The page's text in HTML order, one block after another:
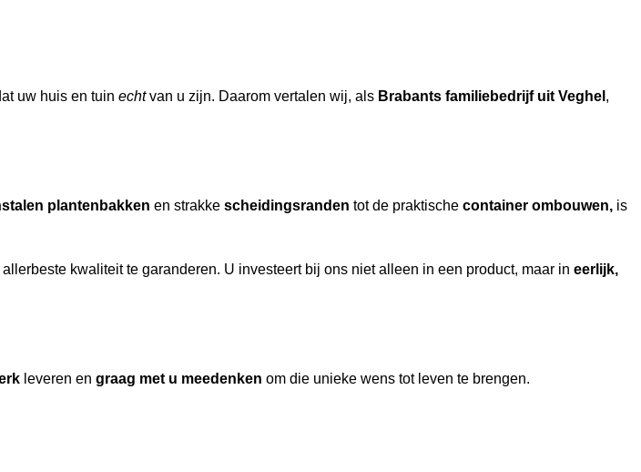
uw huis en tuin echtvan u zijn. Daarom vertalen wij, als Brabants familiebedrijf uit Veghel ,
plantenbakken en strakke scheidingsranden tot de praktische container ombouwen, is
kwaliteit te garanderen. U investeert bij ons niet alleen in een product, maar in eerlijk,
leveren en graag met u meedenken om die unieke wens tot leven te brengen.